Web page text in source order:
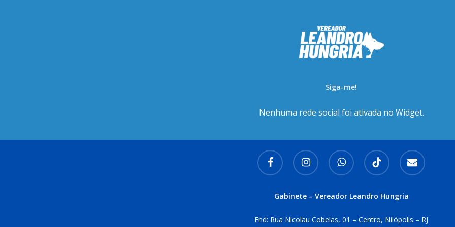
Siga-me!
Nenhuma rede social foi ativada no Widget.
facebook instagram whatsapp tiktok email
Gabinete – Vereador Leandro Hungria
End: Rua Nicolau Cobelas, 01 – Centro, Nilópolis – RJ